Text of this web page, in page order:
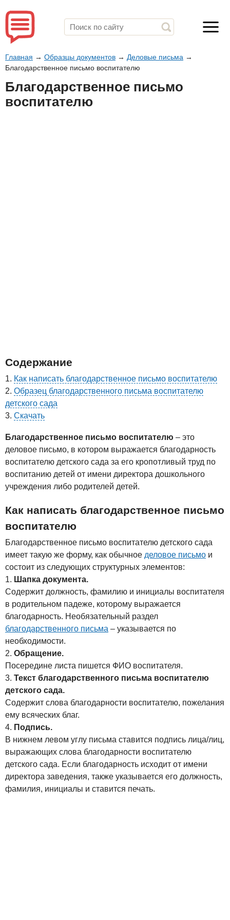
Главная → Образцы документов → Деловые письма →
Благодарственное письмо воспитателю
Благодарственное письмо
воспитателю
Содержание
Как написать благодарственное письмо воспитателю
Образец благодарственного письма воспитателю
детского сада
Скачать
Благодарственное письмо воспитателю – это
деловое письмо, в котором выражается благодарность
воспитателю детского сада за его кропотливый труд по
воспитанию детей от имени директора дошкольного
учреждения либо родителей детей.
Как написать благодарственное письмо
воспитателю
Благодарственное письмо воспитателю детского сада
имеет такую же форму, как обычное деловое письмо и
состоит из следующих структурных элементов:
Шапка документа.
Содержит должность, фамилию и инициалы воспитателя
в родительном падеже, которому выражается
благодарность. Необязательный раздел
благодарственного письма – указывается по
необходимости.
Обращение.
Посередине листа пишется ФИО воспитателя.
Текст благодарственного письма воспитателю
детского сада.
Содержит слова благодарности воспитателю, пожелания
ему всяческих благ.
Подпись.
В нижнем левом углу письма ставится подпись лица/лиц,
выражающих слова благодарности воспитателю
детского сада. Если благодарность исходит от имени
директора заведения, также указывается его должность,
фамилия, инициалы и ставится печать.